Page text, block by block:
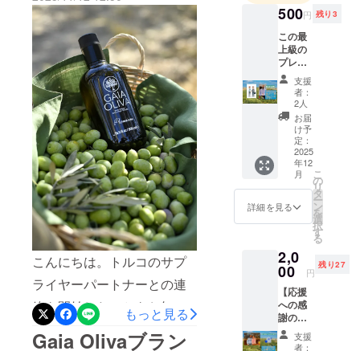
日（月） に弊社へ集荷に来
る予定で、北海道および沖
縄は数日遅れる可能性があ
りますが、その他の地域は
来週中の配達を予定してお
ります。皆さまのお手元に
特別なギフトとしてお届け
できるよう、心を込めて準
備を進めております。今後
ともどうぞよろしくお願い
いたします。アディヤマン
オズグル
こんにちは。トルコのサプ
ライヤーパートナーとの連
絡を開始したことをお知ら
せいたします。今年の収穫
もっと見る
Gaia Olivaブラン
口にするも
のが、心と
体を守る大
きな力にな
る。
だからこそ
私は、私の
故郷トルコ
で昔から大
切にされて
きたオリー
ブオイル
皆さんに届
けたいと強
く思うよう
になったの
です。
500円 残り3
この最
上級の
プレミ
アムセ
グメン
トの輸
入の交
渉にあ
たり、
私共と
パート
ナーと
して有
利な交
渉をお
手伝い
ます。
このオ
プショ
ンは、
支援者
である
だけで
なく、
支援
者：
2人
お届
け予
定：
2025
年12
月
詳細を見る
こ
の
リ
タ
ー
ン
を
選
択
す
る
2,0
00 円
残り27
【応援
への感
謝の
メッ
セー支援
者：